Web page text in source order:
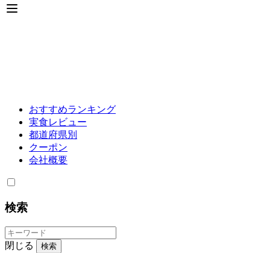
おすすめランキング
実食レビュー
都道府県別
クーポン
会社概要
検索
閉じる 検索